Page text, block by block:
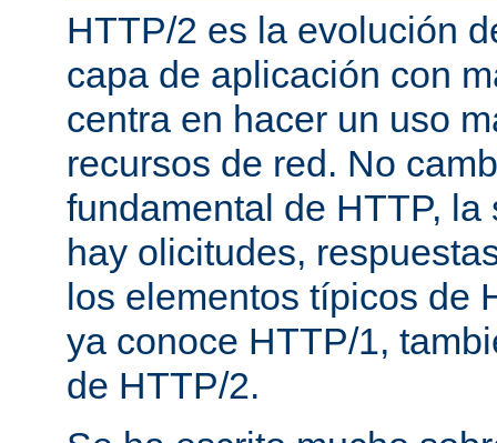
HTTP/2 es la evolución
capa de aplicación con
centra en hacer un uso
recursos de red. No
fundamental de HTTP, la
hay olicitudes,
los elementos típicos de
ya conoce HTTP/1,
de HTTP/2.